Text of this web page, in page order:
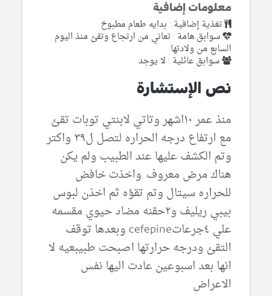
معلومات إضافية
تغذية إضافية : بدايه طعام مطبوخ
سوابق هامة : تعاني من ارتجاع وتقئ منذ اليوم
السابع من ولادتها
سوابق عائلية : لا يوجد
نص الإستشارة
منذ عمر ١٠اشهر وتاتي لابنتي توبات تقئ
مع ارتفاع درجه الحراره لتصل ل٣٩ واكتر
وتم الكشف عليها عند الطبيب ولم يكن
هناك مرض معروف. واخذت خافض
للحراره سيتال وتم تقؤه ثم اخذن لبوس
بيبي ريليف و٢حقنه مضاد حيوي مقسمه
علي ٤جرعاتcefepine وبعدها توقف
التقئ ودرجه حرارتها اصبحت طبيبعيه لا
انها بعد اسبوعين عادت اليها نفس
الاعراض